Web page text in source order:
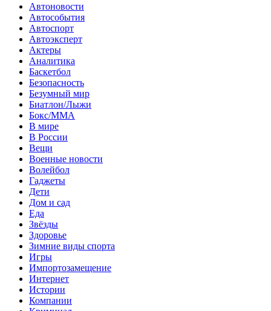
Автоновости
Автособытия
Автоспорт
Автоэксперт
Актеры
Аналитика
Баскетбол
Безопасность
Безумный мир
Биатлон/Лыжи
Бокс/MMA
В мире
В России
Вещи
Военные новости
Волейбол
Гаджеты
Дети
Дом и сад
Еда
Звёзды
Здоровье
Зимние виды спорта
Игры
Импортозамещение
Интернет
Истории
Компании